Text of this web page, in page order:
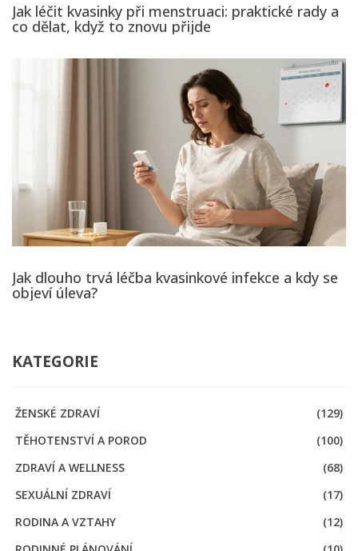
Jak léčit kvasinky při menstruaci: praktické rady a
co dělat, když to znovu přijde
Jak dlouho trvá léčba kvasinkové infekce a kdy se
objeví úleva?
KATEGORIE
ŽENSKÉ ZDRAVÍ
(129)
TĚHOTENSTVÍ A POROD
(100)
ZDRAVÍ A WELLNESS
(68)
SEXUÁLNÍ ZDRAVÍ
(17)
RODINA A VZTAHY
(12)